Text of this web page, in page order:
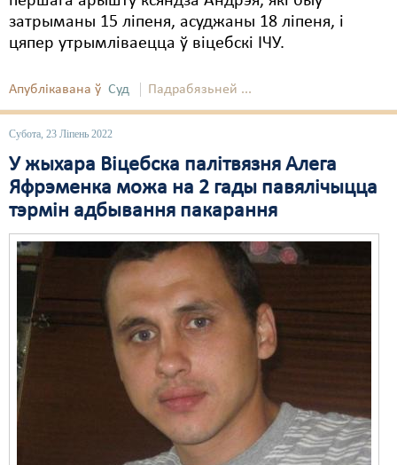
затрыманы 15 ліпеня, асуджаны 18 ліпеня, і
цяпер утрымліваецца ў віцебскі ІЧУ.
Апублікавана ў Суд Падрабязьней ...
Субота, 23 Ліпень 2022
У жыхара Віцебска палітвязня Алега
Яфрэменка можа на 2 гады павялічыцца
тэрмін адбывання пакарання